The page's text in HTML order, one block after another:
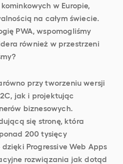
w Europie,
na całym świecie.
PWA, wspomogliśmy
również w przestrzeni
przy tworzeniu wersji
jak i projektując
biznesowych.
się stronę, która
200 tysięcy
Progressive Web Apps
rozwiązania jak dotąd